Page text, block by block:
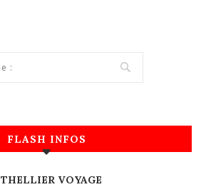
FLASH INFOS
THELLIER VOYAGE